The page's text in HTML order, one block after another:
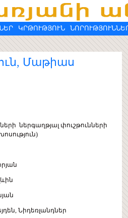
ԿՐԹՈՒԹՅՈՒՆ
Մաթիաս
ներգաղթյալ փուշթունների
Նիդեռլանդներ